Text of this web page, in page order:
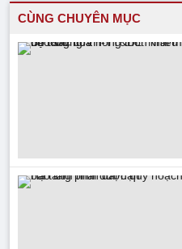
CÙNG CHUYÊN MỤC